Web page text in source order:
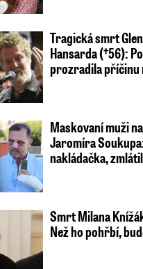
Tragická smrt
Hansarda (†56):
prozradila příčinu
Maskovaní muži
Jaromíra
nakládačka,
Smrt Milana
Než ho pohřbí,